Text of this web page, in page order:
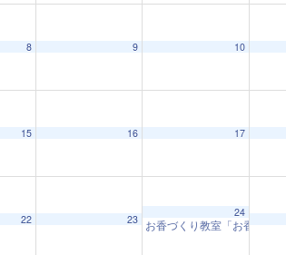
8 9 10
15 16 17
22 23
24
お香づくり教室「お香と和の